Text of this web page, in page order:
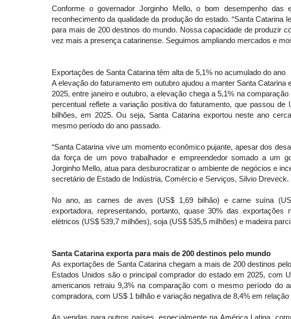
Conforme o governador Jorginho Mello, o bom desempenho das
reconhecimento da qualidade da produção do estado. “Santa Catarina
para mais de 200 destinos do mundo. Nossa capacidade de produzir
vez mais a presença catarinense. Seguimos ampliando mercados e
Exportações de Santa Catarina têm alta de 5,1% no acumulado do ano
A elevação do faturamento em outubro ajudou a manter Santa
2025, entre janeiro e outubro, a elevação chega a 5,1% na
percentual reflete a variação positiva do faturamento, que passou
bilhões, em 2025. Ou seja, Santa Catarina exportou neste ano
mesmo período do ano passado.
“Santa Catarina vive um momento econômico pujante, apesar dos
da força de um povo trabalhador e empreendedor somado a um
Jorginho Mello, atua para desburocratizar o ambiente de negócios e
secretário de Estado de Indústria, Comércio e Serviços, Silvio Dreveck.
No ano, as carnes de aves (US$ 1,69 bilhão) e carne suína
exportadora, representando, portanto, quase 30% das
elétricos (US$ 539,7 milhões), soja (US$ 535,5 milhões) e madeira
Santa Catarina exporta para mais de 200 destinos pelo mundo
As exportações de Santa Catarina chegam a mais de 200 destinos
Estados Unidos são o principal comprador do estado em 2025, com
americanos retraiu 9,3% na comparação com o mesmo período do
compradora, com US$ 1 bilhão e variação negativa de 8,4% em relação
As vendas para outros países, especialmente na América Latina,